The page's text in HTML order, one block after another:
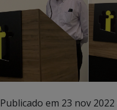
Publicado em 23 nov 2022